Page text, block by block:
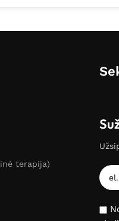
terapija)